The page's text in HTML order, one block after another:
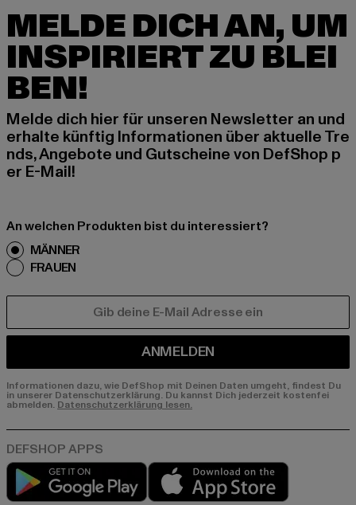
MELDE DICH AN, UM
INSPIRIERT ZU BLEI
BEN!
Melde dich hier für unseren Newsletter an und
erhalte künftig Informationen über aktuelle Tre
nds, Angebote und Gutscheine von DefShop p
er E-Mail!
An welchen Produkten bist du interessiert?
MÄNNER
FRAUEN
ANMELDEN
Informationen dazu, wie DefShop mit Deinen Daten umgeht, findest Du
in unserer Datenschutzerklärung. Du kannst Dich jederzeit kostenfei
abmelden. Datenschutzerklärung lesen.
Play market